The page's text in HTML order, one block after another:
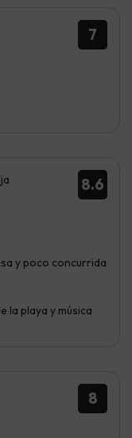
7
8.6
y poco concurrida
la playa y música
8